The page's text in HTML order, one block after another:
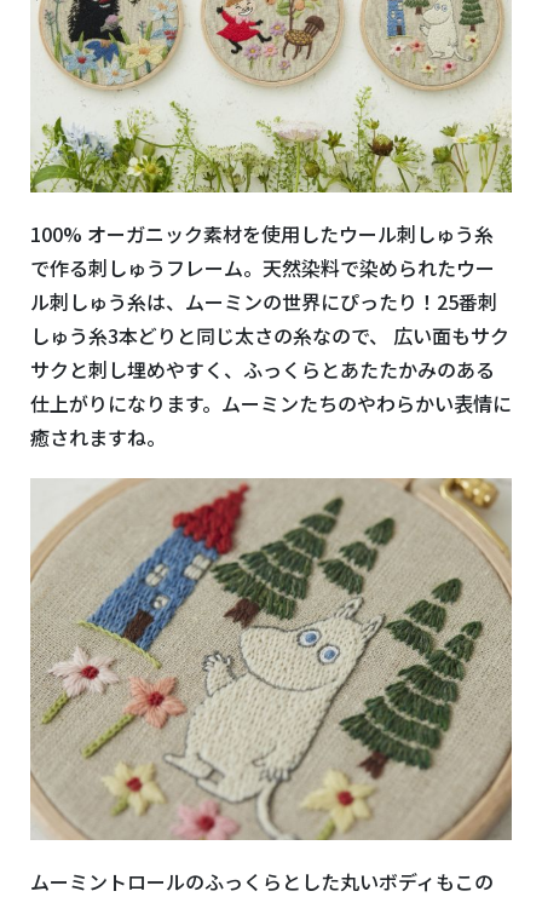
100% オーガニック素材を使用したウール刺しゅう糸
で作る刺しゅうフレーム。 天然染料で染められたウー
ル刺しゅう糸は、ムーミンの世界にぴったり！ 25番刺
しゅう糸3本どりと同じ太さの糸なので、 広い面もサク
サクと刺し埋めやすく、ふっくらとあたたかみのある
仕上がりになります。ムーミンたちのやわらかい表情に
癒されますね。
ムーミントロールのふっくらとした丸いボディもこの